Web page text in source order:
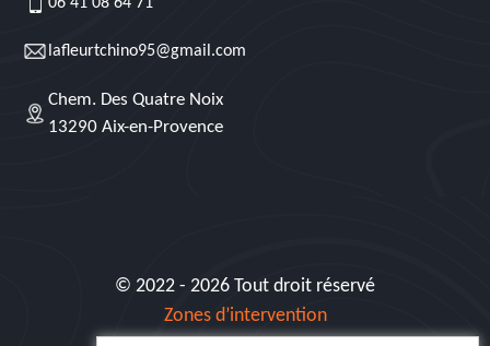
lafleurtchino95@gmail.com
Chem. Des Quatre Noix
13290 Aix-en-Provence
© 2022 - 2026 Tout droit réservé
Zones d’intervention